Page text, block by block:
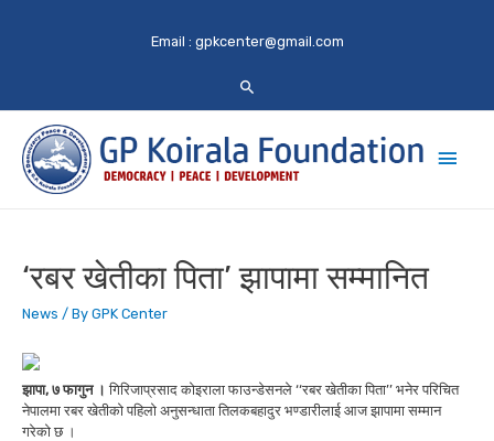
Email : gpkcenter@gmail.com
Main
‘रबर खेतीका पिता’ झापामा सम्मानित
News / By GPK Center
झापा, ७ फागुन । गिरिजाप्रसाद कोइराला फाउन्डेसनले ‘‘रबर खेतीका पिता’’ भनेर परिचित
नेपालमा रबर खेतीको पहिलो अनुसन्धाता तिलकबहादुर भण्डारीलाई आज झापामा सम्मान
गरेको छ ।